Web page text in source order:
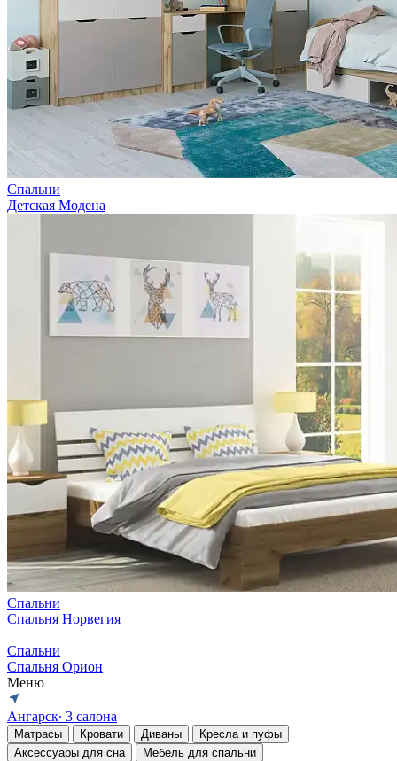
Спальни
Детская Модена
Спальни
Спальня Норвегия
Спальни
Спальня Орион
Меню
Ангарск∙ 3 салона
Матрасы Кровати Диваны
Кресла и пуфы
Аксессуары для сна
Мебель для спальни